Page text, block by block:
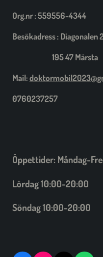
Org.nr : 559556-4344
Besökadress : Diagonalen
195 47 Märsta
Mail:
0760237257
Öppettider: Måndag-
Lördag 10:00-20:00
Söndag 10:00-20:00